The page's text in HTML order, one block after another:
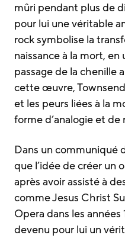
mûri pendant plus de
pour lui une véritable
rock symbolise la
naissance à la mort,
passage de la chenille
cette œuvre,
et les peurs liées à la
forme d’analogie et de
Dans un communiqué
que l’idée de créer un
après avoir assisté à
comme Jesus Christ
Opera dans les
devenu pour lui un